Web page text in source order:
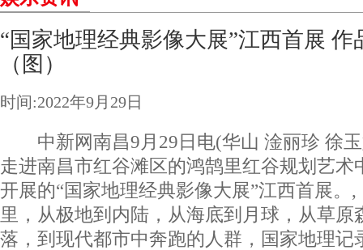
“国家地理经典影像大展”江西首展 作
（图）
时间:2022年9月29日
中新网南昌9月29日电(华山 淦丽珍 徐玉
走进南昌市红谷滩区的鸿鹄里红谷规划艺术
开展的“国家地理经典影像大展”江西首
里，从极地到内陆，从海底到月球，从草原
落，到现代都市中奔跑的人群，国家地理记